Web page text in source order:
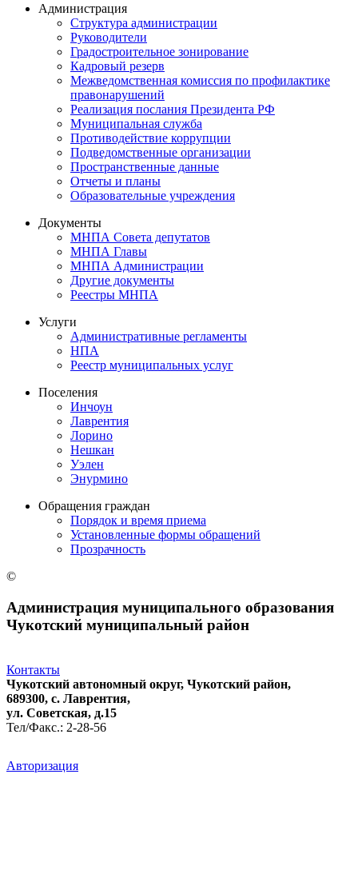
Администрация
Структура администрации
Руководители
Градостроительное зонирование
Кадровый резерв
Межведомственная комиссия по профилактике
правонарушений
Реализация послания Президента РФ
Муниципальная служба
Противодействие коррупции
Подведомственные организации
Пространственные данные
Отчеты и планы
Образовательные учреждения
Документы
МНПА Совета депутатов
МНПА Главы
МНПА Администрации
Другие документы
Реестры МНПА
Услуги
Административные регламенты
НПА
Реестр муниципальных услуг
Поселения
Инчоун
Лаврентия
Лорино
Нешкан
Уэлен
Энурмино
Обращения граждан
Порядок и время приема
Установленные формы обращений
Прозрачность
©
Администрация муниципального образования
Чукотский муниципальный район
Контакты
Чукотский автономный округ, Чукотский район,
689300, с. Лаврентия,
ул. Советская, д.15
Тел/Факс.: 2-28-56
Авторизация